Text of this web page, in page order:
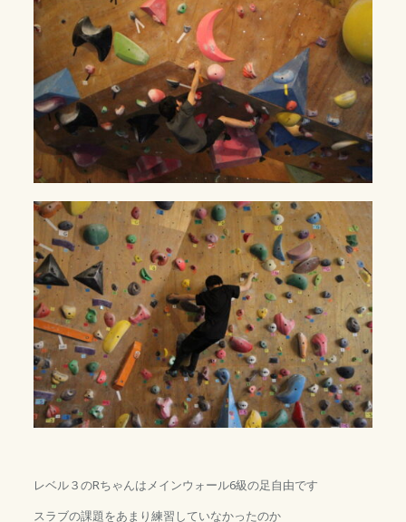
レベル３のRちゃんはメインウォール6級の足自由です
スラブの課題をあまり練習していなかったのか